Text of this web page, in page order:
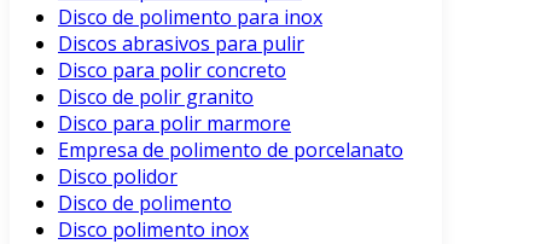
Disco de polimento para inox
Discos abrasivos para pulir
Disco para polir concreto
Disco de polir granito
Disco para polir marmore
Empresa de polimento de porcelanato
Disco polidor
Disco de polimento
Disco polimento inox